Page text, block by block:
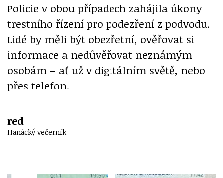
Policie v obou případech zahájila úkony
trestního řízení pro podezření z podvodu.
Lidé by měli být obezřetní, ověřovat si
informace a nedůvěřovat neznámým
osobám – ať už v digitálním světě, nebo
přes telefon.
red
Hanácký večerník